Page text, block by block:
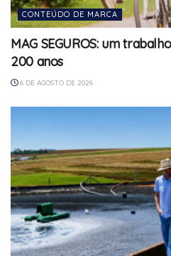
CONTEÚDO DE MARCA
MAG SEGUROS: um
200 anos
6 DE AGOSTO DE 2026